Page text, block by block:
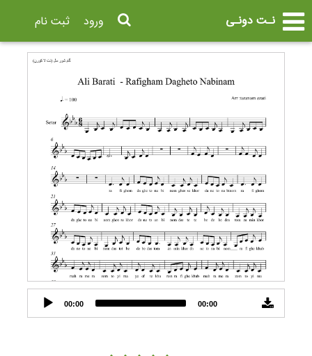
نـت دونـی ثبت نام ورود
Audio
Player
00:00 00:00